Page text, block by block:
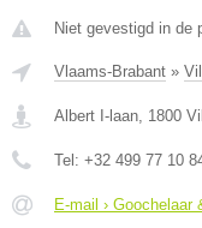
Niet gevestigd in de
Vlaams-Brabant »
Albert I-laan, 1800
Tel: +32 499 77 10
E-mail ›